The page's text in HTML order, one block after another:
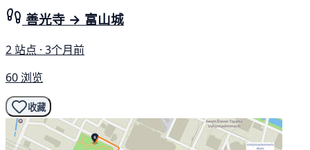
善光寺 → 富山城
2 站点 · 3个月前
60 浏览
收藏